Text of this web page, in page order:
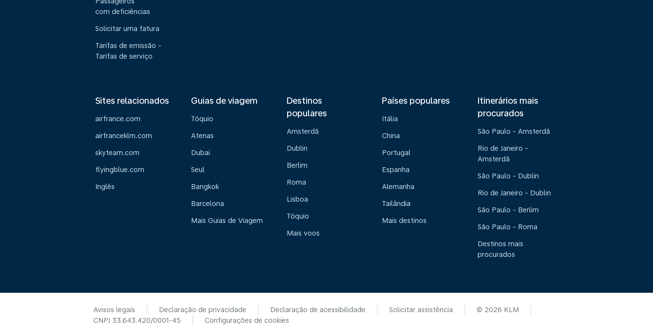
com deficiências
Solicitar uma fatura
Tarifas de emissão -
Tarifas de serviço
Sites relacionados
airfrance.com
airfranceklm.com
skyteam.com
flyingblue.com
Inglês
Guias de viagem
Tóquio
Atenas
Dubai
Seul
Bangkok
Barcelona
Mais Guias de Viagem
Destinos
populares
Amsterdã
Dublin
Berlim
Roma
Lisboa
Tóquio
Mais voos
Países populares
Itália
China
Portugal
Espanha
Alemanha
Tailândia
Mais destinos
Itinerários mais
procurados
São Paulo - Amsterdã
Rio de Janeiro -
Amsterdã
São Paulo - Dublin
Rio de Janeiro - Dublin
São Paulo - Berlim
São Paulo - Roma
Destinos mais
procurados
Avisos legais Declaração de privacidade Declaração de acessibilidade Solicitar assistência
© 2026 KLM
CNPJ 33.643.420/0001-45
Configurações de cookies